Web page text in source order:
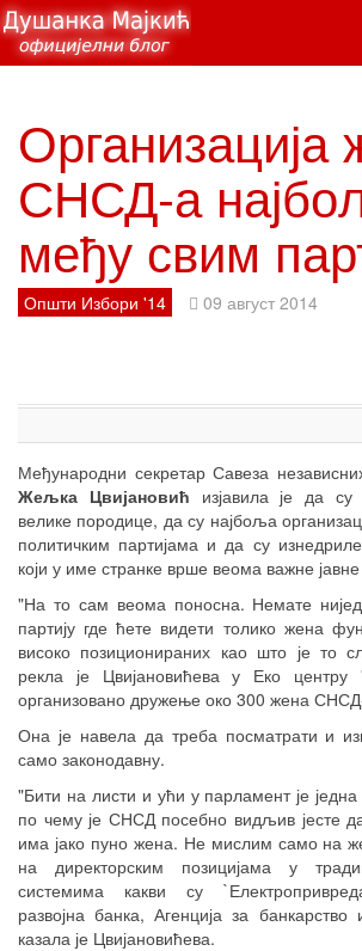
Организација
СНСД-а
међу свим
Општи Избори '14 09 август 2014
Међународни секретар Савеза
Жељка Цвијановић изјавила је да
велике породице, да су најбоља
политичким партијама и да су
који у име странке врше веома важне
"На то сам веома поносна. Немате
партију где ћете видети толико жена
високо позиционираних као што је то
рекла је Цвијановићева у Еко центру
организовано дружење око 300 жена
Она је навела да треба посматрати и
само законодавну.
"Бити на листи и ући у парламент је
по чему је СНСД посебно видљив јесте
има јако пуно жена. Не мислим само на
на директорским позицијама у
системима какви су
развојна банка, Агенција за
казала је Цвијановићева.